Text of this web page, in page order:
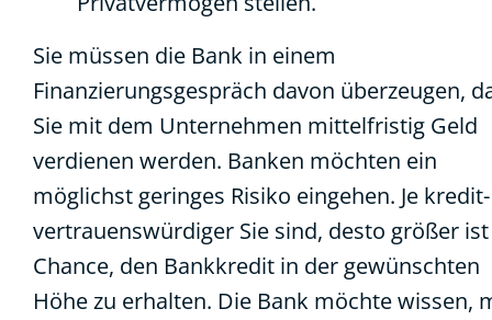
Sie müssen die Bank in einem
Finanzierungsgespräch davon überzeugen,
Sie mit dem Unternehmen mittelfristig Geld
verdienen werden. Banken möchten ein
möglichst geringes Risiko eingehen. Je
vertrauenswürdiger Sie sind, desto größer
Chance, den Bankkredit in der gewünschten
Höhe zu erhalten. Die Bank möchte wissen,